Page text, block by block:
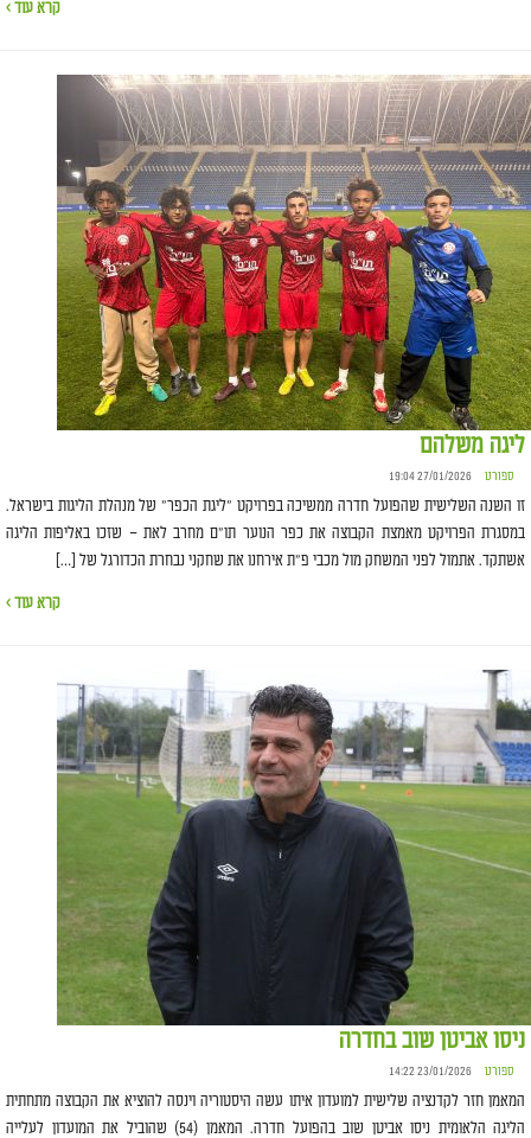
קרא עוד ›
ליגה משלהם
ספורט 27/01/2026 19:04
זו השנה השלישית שהפועל חדרה ממשיכה בפרויקט "ליגת הכפר" של מנהלת הליגות בישראל.
במסגרת הפרויקט מאמצת הקבוצה את כפר הנוער תו"ם מחרב לאת – שזכו באליפות הליגה
אשתקד. אתמול לפני המשחק מול מכבי פ"ת אירחנו את שחקני נבחרת הכדורגל של […]
קרא עוד ›
ניסו אביטן שוב בחדרה
ספורט 23/01/2026 14:22
המאמן חזר לקדנציה שלישית למועדון איתו עשה היסטוריה וינסה להוציא את הקבוצה מתחתית
הליגה הלאומית ניסו אביטן שוב בהפועל חדרה. המאמן (54) שהוביל את המועדון לעלייה